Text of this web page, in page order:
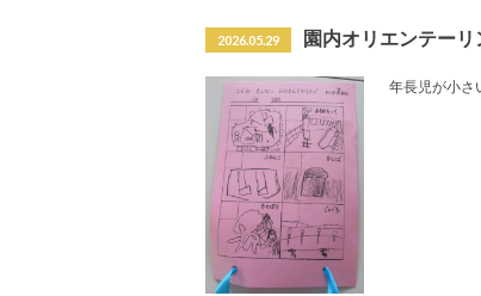
2026.05.29 園内オリエンテーリ
年長児が小さ